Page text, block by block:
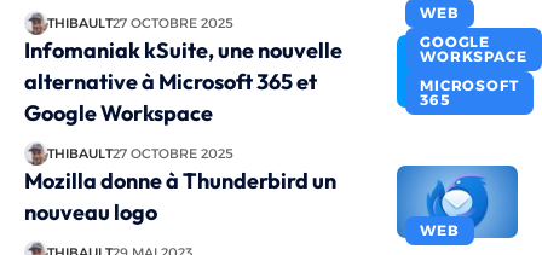
THIBAULT27 OCTOBRE 2025
WEB
GOOGLE
WORKSPACE
MICROSOFT
365
Infomaniak kSuite, une nouvelle
alternative à Microsoft 365 et
Google Workspace
THIBAULT27 OCTOBRE 2025
WEB
Mozilla donne à Thunderbird un
nouveau logo